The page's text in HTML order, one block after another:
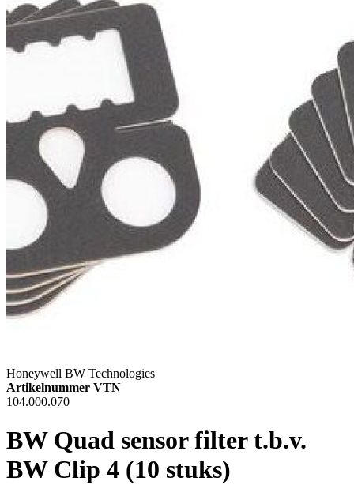
Honeywell BW Technologies
Artikelnummer VTN
104.000.070
BW Quad sensor filter t.b.v.
BW Clip 4 (10 stuks)